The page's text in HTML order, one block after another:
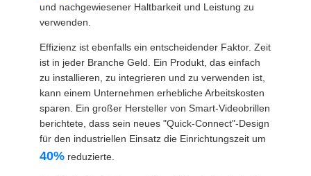
und nachgewiesener Haltbarkeit und Leistung zu
verwenden.
Effizienz ist ebenfalls ein entscheidender Faktor. Zeit
ist in jeder Branche Geld. Ein Produkt, das einfach
zu installieren, zu integrieren und zu verwenden ist,
kann einem Unternehmen erhebliche Arbeitskosten
sparen. Ein großer Hersteller von Smart-Videobrillen
berichtete, dass sein neues "Quick-Connect"-Design
für den industriellen Einsatz die Einrichtungszeit um
40%reduzierte.